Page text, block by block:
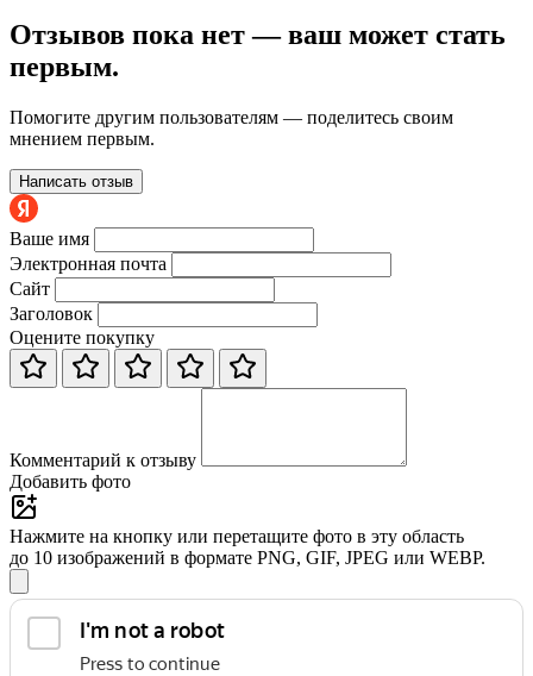
Отзывов пока нет — ваш может стать
первым.
Помогите другим пользователям — поделитесь своим
мнением первым.
Написать отзыв
Ваше имя
Электронная почта
Сайт
Заголовок
Оцените покупку
Комментарий к отзыву
Добавить фото
Нажмите на кнопку или перетащите фото в эту область
до 10 изображений в формате PNG, GIF, JPEG или WEBP.